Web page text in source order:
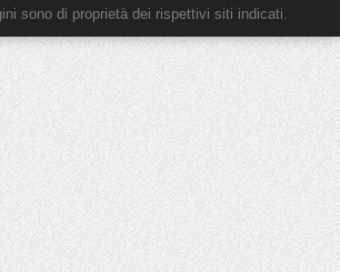
sono di proprietà dei rispettivi siti indicati.